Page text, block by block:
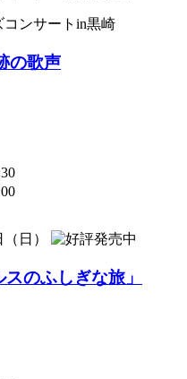
コンサートin黒崎
の歌声
（日）
のふしぎな旅」